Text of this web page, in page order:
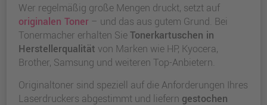
Wer regelmäßig große Mengen druckt, setzt auf
originalen Toner – und das aus gutem Grund. Bei
Tonermacher erhalten SieTonerkartuschen in
Herstellerqualität von Marken wie HP, Kyocera,
Brother, Samsung und weiteren Top-Anbietern.
Originaltoner sind speziell auf die Anforderungen Ihres
Laserdruckers abgestimmt und liefern gestochen